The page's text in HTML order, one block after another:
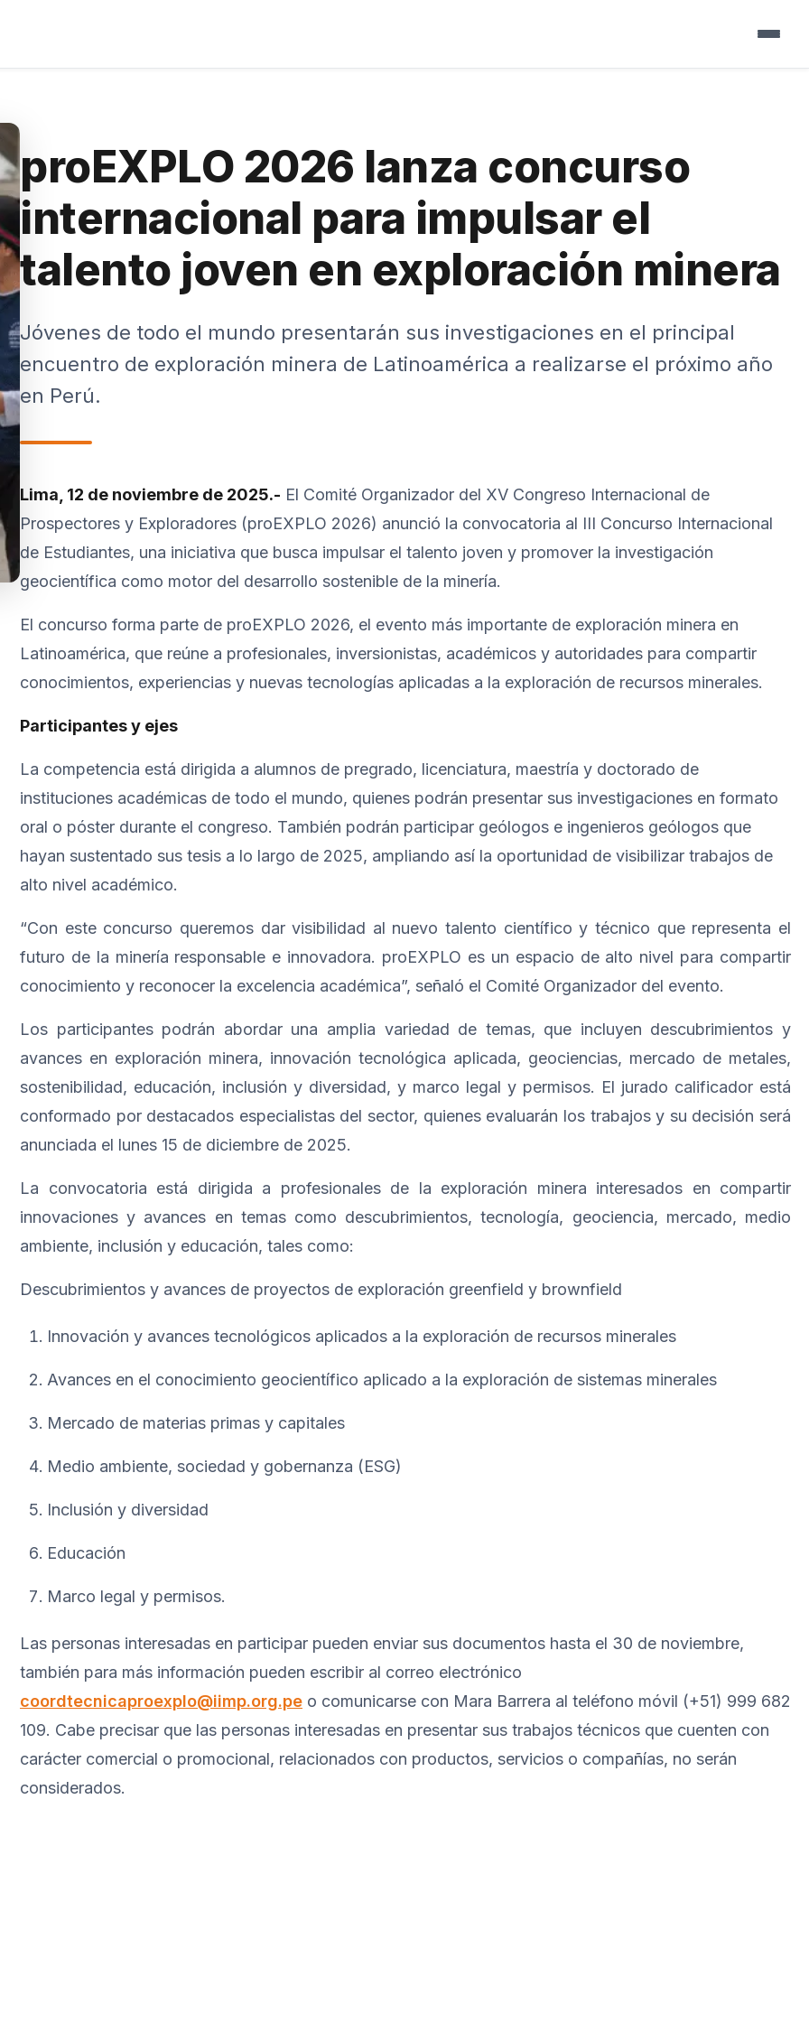
▼
proEXPLO 2026 lanza concurso
internacional para impulsar el
talento joven en exploración minera
Jóvenes de todo el mundo presentarán sus investigaciones en el principal
encuentro de exploración minera de Latinoamérica a realizarse el próximo año
en Perú.
Lima, 12 de noviembre de 2025.- El Comité Organizador del XV Congreso Internacional de
Prospectores y Exploradores (proEXPLO 2026) anunció la convocatoria al III Concurso Internacional
de Estudiantes, una iniciativa que busca impulsar el talento joven y promover la investigación
geocientífica como motor del desarrollo sostenible de la minería.
El concurso forma parte de proEXPLO 2026, el evento más importante de exploración minera en
Latinoamérica, que reúne a profesionales, inversionistas, académicos y autoridades para compartir
conocimientos, experiencias y nuevas tecnologías aplicadas a la exploración de recursos minerales.
Participantes y ejes
La competencia está dirigida a alumnos de pregrado, licenciatura, maestría y doctorado de
instituciones académicas de todo el mundo, quienes podrán presentar sus investigaciones en formato
oral o póster durante el congreso. También podrán participar geólogos e ingenieros geólogos que
hayan sustentado sus tesis a lo largo de 2025, ampliando así la oportunidad de visibilizar trabajos de
alto nivel académico.
“Con este concurso queremos dar visibilidad al nuevo talento científico y técnico que representa el
futuro de la minería responsable e innovadora. proEXPLO es un espacio de alto nivel para compartir
conocimiento y reconocer la excelencia académica”, señaló el Comité Organizador del evento.
Los participantes podrán abordar una amplia variedad de temas, que incluyen descubrimientos y
avances en exploración minera, innovación tecnológica aplicada, geociencias, mercado de metales,
sostenibilidad, educación, inclusión y diversidad, y marco legal y permisos. El jurado calificador está
conformado por destacados especialistas del sector, quienes evaluarán los trabajos y su decisión será
anunciada el lunes 15 de diciembre de 2025.
La convocatoria está dirigida a profesionales de la exploración minera interesados en compartir
innovaciones y avances en temas como descubrimientos, tecnología, geociencia, mercado, medio
ambiente, inclusión y educación, tales como:
Descubrimientos y avances de proyectos de exploración greenfield y brownfield
Innovación y avances tecnológicos aplicados a la exploración de recursos minerales
Avances en el conocimiento geocientífico aplicado a la exploración de sistemas minerales
Mercado de materias primas y capitales
Medio ambiente, sociedad y gobernanza (ESG)
Inclusión y diversidad
Educación
Marco legal y permisos.
Las personas interesadas en participar pueden enviar sus documentos hasta el 30 de noviembre,
también para más información pueden escribir al correo electrónico
coordtecnicaproexplo@iimp.org.pe o comunicarse con Mara Barrera al teléfono móvil (+51) 999 682
109. Cabe precisar que las personas interesadas en presentar sus trabajos técnicos que cuenten con
carácter comercial o promocional, relacionados con productos, servicios o compañías, no serán
considerados.